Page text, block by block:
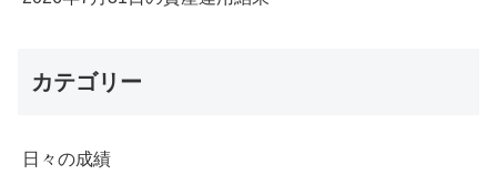
カテゴリー
日々の成績